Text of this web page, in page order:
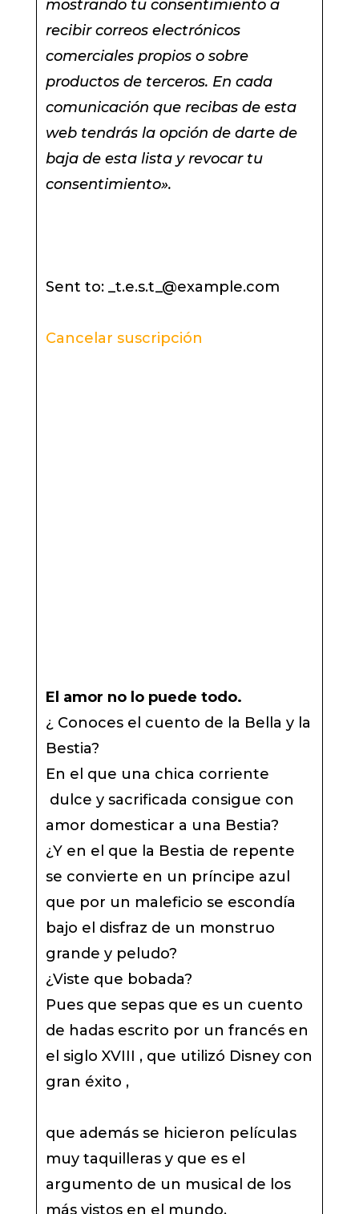
mostrando tu consentimiento a
recibir correos electrónicos
comerciales propios o sobre
productos de terceros. En cada
comunicación que recibas de esta
web tendrás la opción de darte de
baja de esta lista y revocar tu
consentimiento».
Sent to: _t.e.s.t_@example.com
Cancelar suscripción
El amor no lo puede todo.
¿ Conoces el cuento de la Bella y la
Bestia?
En el que una chica corriente
dulce y sacrificada consigue con
amor domesticar a una Bestia?
¿Y en el que la Bestia de repente
se convierte en un príncipe azul
que por un maleficio se escondía
bajo el disfraz de un monstruo
grande y peludo?
¿Viste que bobada?
Pues que sepas que es un cuento
de hadas escrito por un francés en
el siglo XVIII , que utilizó Disney con
gran éxito ,
que además se hicieron películas
muy taquilleras y que es el
argumento de un musical de los
más vistos en el mundo.